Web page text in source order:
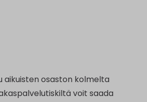
aikuisten osaston kolmelta
voit saada